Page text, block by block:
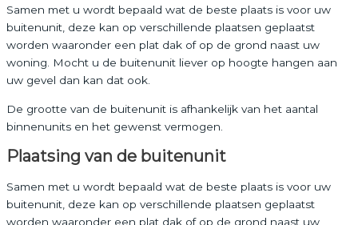
Samen met u wordt bepaald wat de beste plaats is voor uw
buitenunit, deze kan op verschillende plaatsen geplaatst
worden waaronder een plat dak of op de grond naast uw
woning. Mocht u de buitenunit liever op hoogte hangen aan
uw gevel dan kan dat ook.
De grootte van de buitenunit is afhankelijk van het aantal
binnenunits en het gewenst vermogen.
Plaatsing van de buitenunit
Samen met u wordt bepaald wat de beste plaats is voor uw
buitenunit, deze kan op verschillende plaatsen geplaatst
worden waaronder een plat dak of op de grond naast uw